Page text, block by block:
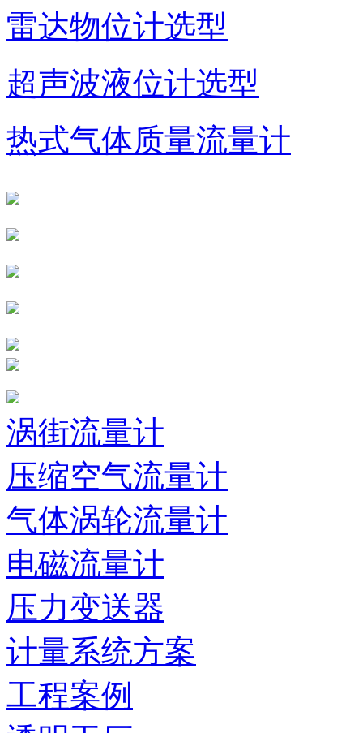
雷达物位计选型
超声波液位计选型
热式气体质量流量计
涡街流量计
压缩空气流量计
气体涡轮流量计
电磁流量计
压力变送器
计量系统方案
工程案例